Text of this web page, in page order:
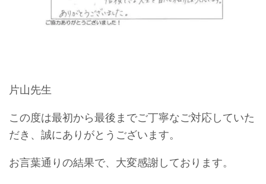
片山先生
この度は最初から最後までご丁寧なご対応していた
だき、誠にありがとうございます。
お言葉通りの結果で、大変感謝しております。